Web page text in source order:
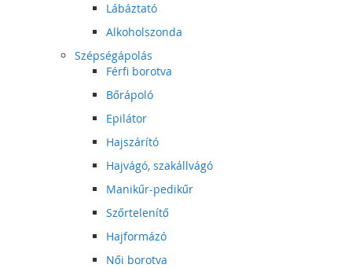
Lábáztató
Alkoholszonda
Szépségápolás
Férfi borotva
Bőrápoló
Epilátor
Hajszárító
Hajvágó, szakállvágó
Manikűr-pedikűr
Szőrtelenítő
Hajformázó
Női borotva